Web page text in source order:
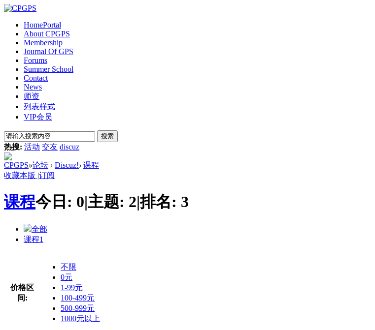
HomePortal
About CPGPS
Membership
Journal Of GPS
Forums
Summer School
Contact
News
师资
列表样式
VIP会员
搜索
热搜: 活动 交友 discuz
CPGPS»论坛 › Discuz!› 课程
收藏本版 |订阅
课程今日: 0|主题: 2|排名: 3
全部
课程1
价格区
间:
不限
0元
1-99元
100-499元
500-999元
1000元以上